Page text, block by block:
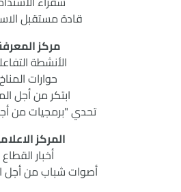
قادة مستقبل
مركز
الأنشطة
حوارات المناخ
ابتكر من أجل
تحدي "برمجيات من
المركز
أخبار القطاع
أصوات شباب من أجل